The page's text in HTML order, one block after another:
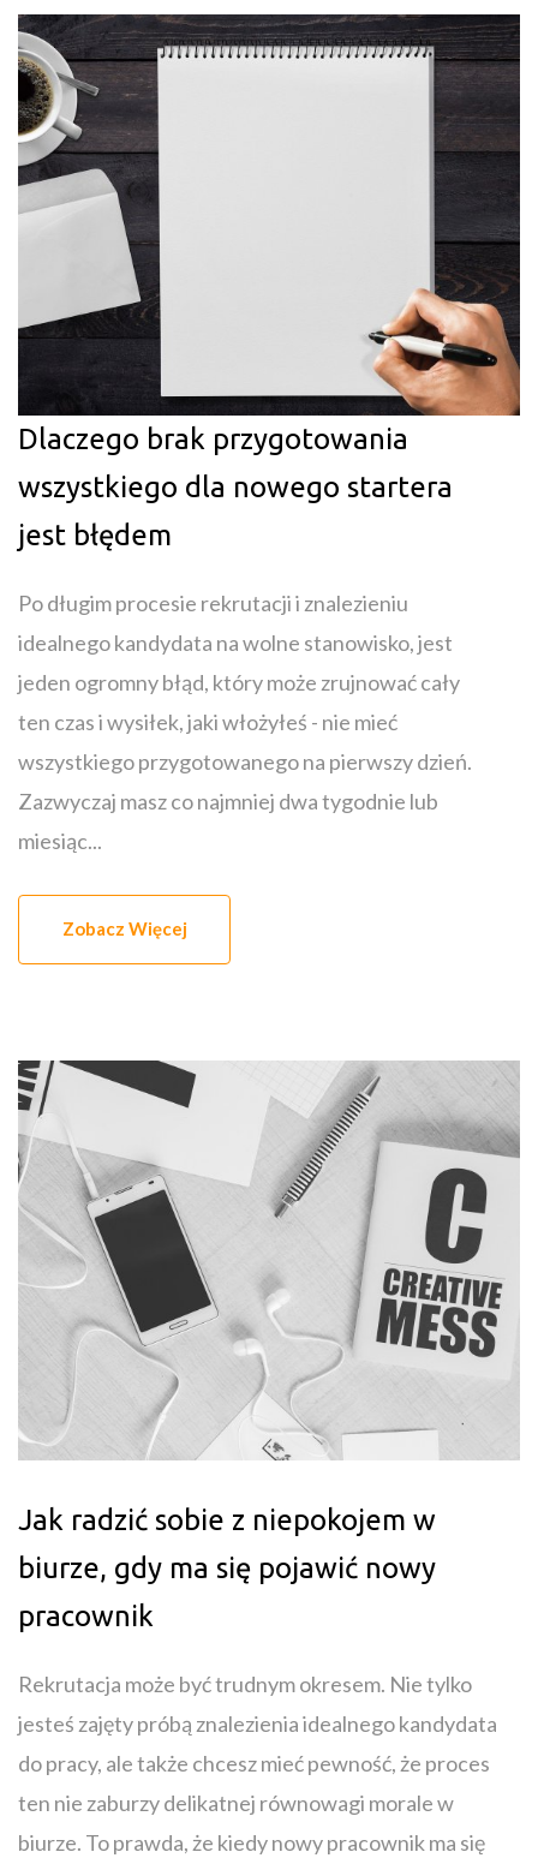
Dlaczego brak przygotowania
wszystkiego dla nowego startera
jest błędem
Po długim procesie rekrutacji i znalezieniu
idealnego kandydata na wolne stanowisko, jest
jeden ogromny błąd, który może zrujnować cały
ten czas i wysiłek, jaki włożyłeś - nie mieć
wszystkiego przygotowanego na pierwszy dzień.
Zazwyczaj masz co najmniej dwa tygodnie lub
miesiąc...
Zobacz Więcej
Jak radzić sobie z niepokojem w
biurze, gdy ma się pojawić nowy
pracownik
Rekrutacja może być trudnym okresem. Nie tylko
jesteś zajęty próbą znalezienia idealnego kandydata
do pracy, ale także chcesz mieć pewność, że proces
ten nie zaburzy delikatnej równowagi morale w
biurze. To prawda, że kiedy nowy pracownik ma się